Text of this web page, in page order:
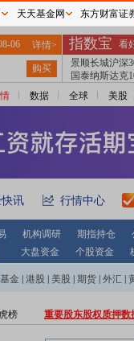
数据 全球 美股
讯 行情中心
机构调研 期指持仓
大盘资金 个股资金
基金 港股 美股 期货 外汇
榜 重要股东股权质押数
天天基金网 东方财富证